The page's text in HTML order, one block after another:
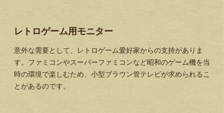
レトロゲーム用モニター
意外な需要として、レトロゲーム愛好家からの支持がありま
す。ファミコンやスーパーファミコンなど昭和のゲーム機を当
時の環境で楽しむため、小型ブラウン管テレビが求められるこ
とがあるのです。